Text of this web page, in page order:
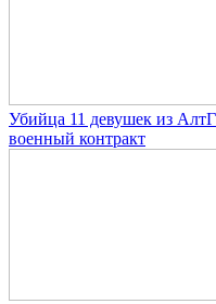
Убийца 11 девушек из
военный контракт